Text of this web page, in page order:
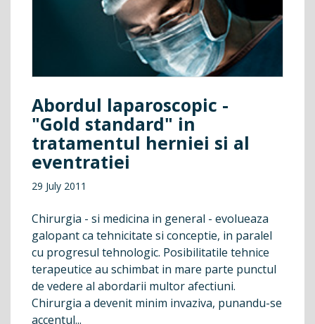
Abordul laparoscopic -
"Gold standard" in
tratamentul herniei si al
eventratiei
29 July 2011
Chirurgia - si medicina in general - evolueaza
galopant ca tehnicitate si conceptie, in paralel
cu progresul tehnologic. Posibilitatile tehnice
terapeutice au schimbat in mare parte punctul
de vedere al abordarii multor afectiuni.
Chirurgia a devenit minim invaziva, punandu-se
accentul...